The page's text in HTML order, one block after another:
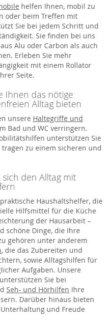
helfen Ihnen, mobil zu
oder beim Treffen mit
Sie bei jedem Schritt und
Sie finden bei uns
Alu oder Carbon als auch
Erleben Sie mehr
mit einem Rollator
Seite.
Ihnen das nötige
Alltag bieten
unsere Haltegriffe und
Bad und WC verringern.
unterstützen Sie
zu einem sicheren und
den Alltag mit
Haushaltshelfer, die
Hilfsmittel für die Küche
der Hausarbeit –
schöne Dinge, die Ihre
gehören unter anderem
, die das Zubereiten und
sowie Alltagshilfen für
Aufgaben. Unsere
unterstützen Sie bei
Seh- und Hörhilfen Ihre
Darüber hinaus bieten
und Freude